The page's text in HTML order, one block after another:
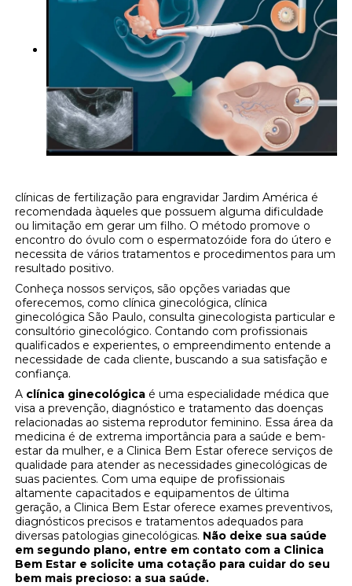
clínicas de fertilização para engravidar Jardim América é
recomendada àqueles que possuem alguma dificuldade
ou limitação em gerar um filho. O método promove o
encontro do óvulo com o espermatozóide fora do útero e
necessita de vários tratamentos e procedimentos para um
resultado positivo.
Conheça nossos serviços, são opções variadas que
oferecemos, como clínica ginecológica, clínica
ginecológica São Paulo, consulta ginecologista particular e
consultório ginecológico. Contando com profissionais
qualificados e experientes, o empreendimento entende a
necessidade de cada cliente, buscando a sua satisfação e
confiança.
A clínica ginecológica é uma especialidade médica que
visa a prevenção, diagnóstico e tratamento das doenças
relacionadas ao sistema reprodutor feminino. Essa área da
medicina é de extrema importância para a saúde e bem-
estar da mulher, e a Clinica Bem Estar oferece serviços de
qualidade para atender as necessidades ginecológicas de
suas pacientes. Com uma equipe de profissionais
altamente capacitados e equipamentos de última
geração, a Clinica Bem Estar oferece exames preventivos,
diagnósticos precisos e tratamentos adequados para
diversas patologias ginecológicas. Não deixe sua saúde
em segundo plano, entre em contato com a Clinica
Bem Estar e solicite uma cotação para cuidar do seu
bem mais precioso: a sua saúde.